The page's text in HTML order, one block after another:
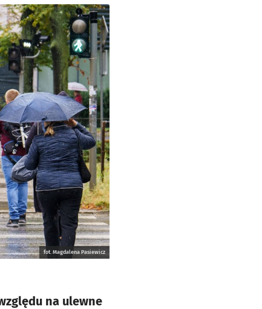
fot. Magdalena Pasiewicz
na ulewne